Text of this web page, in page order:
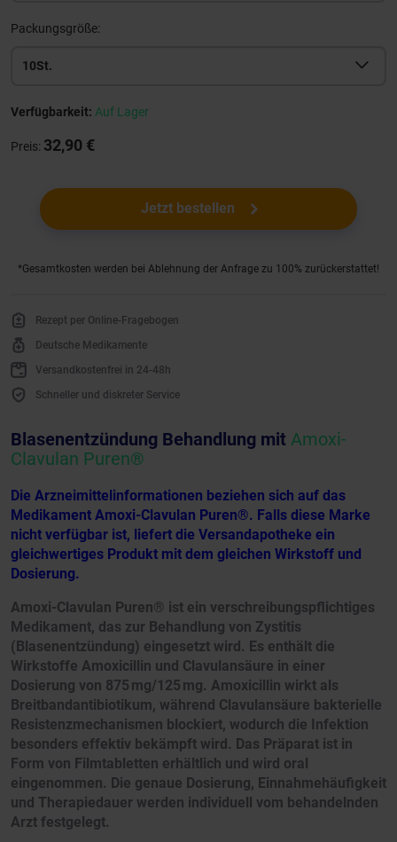
Packungsgröße:
10St.
Verfügbarkeit: Auf Lager
Preis: 32,90 €
Jetzt bestellen
*Gesamtkosten werden bei Ablehnung der Anfrage zu 100% zurückerstattet!
Rezept per Online-Fragebogen
Deutsche Medikamente
Versandkostenfrei in 24-48h
Schneller und diskreter Service
Blasenentzündung Behandlung mit Amoxi-
Clavulan Puren®
Die Arzneimittelinformationen beziehen sich auf das
Medikament Amoxi-Clavulan Puren®. Falls diese Marke
nicht verfügbar ist, liefert die Versandapotheke ein
gleichwertiges Produkt mit dem gleichen Wirkstoff und
Dosierung.
Amoxi-Clavulan Puren® ist ein verschreibungspflichtiges
Medikament, das zur Behandlung von Zystitis
(Blasenentzündung) eingesetzt wird. Es enthält die
Wirkstoffe Amoxicillin und Clavulansäure in einer
Dosierung von 875 mg/125 mg. Amoxicillin wirkt als
Breitbandantibiotikum, während Clavulansäure bakterielle
Resistenzmechanismen blockiert, wodurch die Infektion
besonders effektiv bekämpft wird. Das Präparat ist in
Form von Filmtabletten erhältlich und wird oral
eingenommen. Die genaue Dosierung, Einnahmehäufigkeit
und Therapiedauer werden individuell vom behandelnden
Arzt festgelegt.